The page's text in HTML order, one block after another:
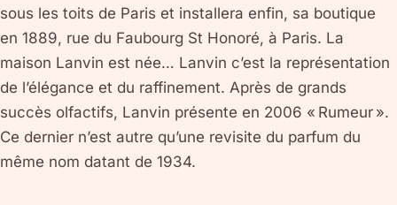
sous les toits de Paris et installera enfin, sa boutique
en 1889, rue du Faubourg St Honoré, à Paris. La
maison Lanvin est née… Lanvin c’est la représentation
de l’élégance et du raffinement. Après de grands
succès olfactifs, Lanvin présente en 2006 « Rumeur ».
Ce dernier n’est autre qu’une revisite du parfum du
même nom datant de 1934.